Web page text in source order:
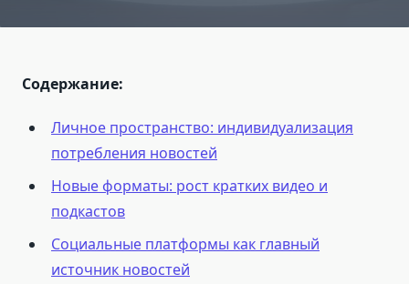
Содержание:
Личное пространство: индивидуализация
потребления новостей
Новые форматы: рост кратких видео и
подкастов
Социальные платформы как главный
источник новостей